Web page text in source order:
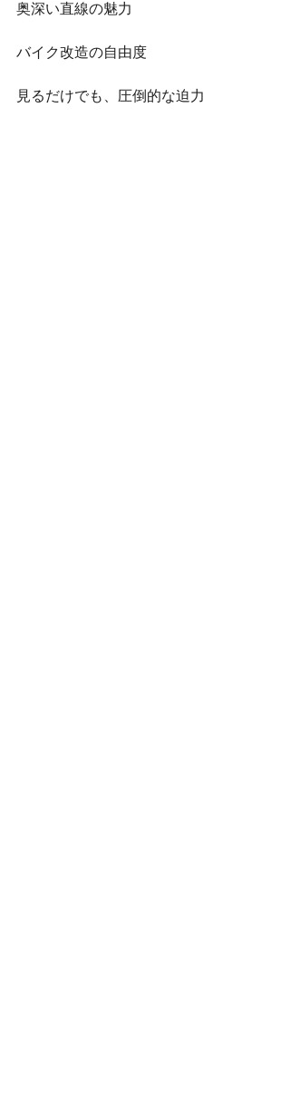
奥深い直線の魅力
バイク改造の自由度
見るだけでも、圧倒的な迫力